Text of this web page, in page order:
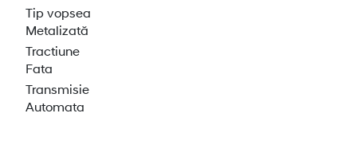
Tip vopsea
Metalizată
Tractiune
Fata
Transmisie
Automata